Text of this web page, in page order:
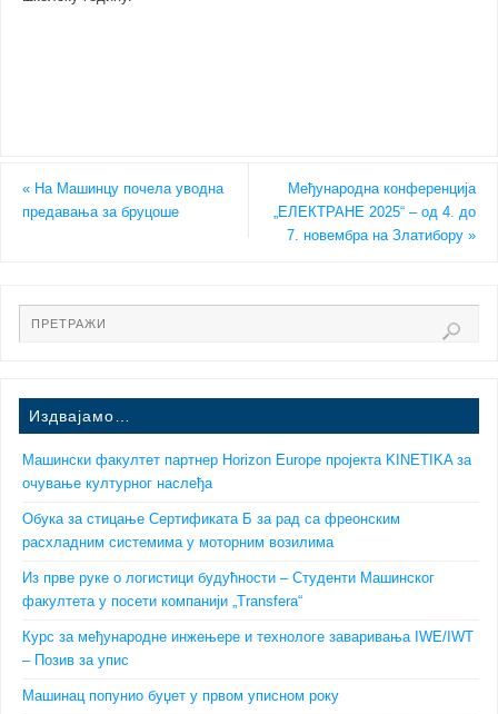
«На Машинцу почела уводна
предавања за бруцоше
Међународна конференција
„ЕЛЕКТРАНЕ 2025“ – од 4. до
7. новембра на Златибору»
Издвајамо…
Машински факултет партнер Horizon Europe пројекта KINETIKA за
очување културног наслеђа
Обука за стицање Сертификата Б за рад са фреонским
расхладним системима у моторним возилима
Из прве руке о логистици будућности – Студенти Машинског
факултета у посети компанији „Transfera“
Курс за међународне инжењере и технологе заваривања IWE/IWT
– Позив за упис
Машинац попунио буџет у првом уписном року